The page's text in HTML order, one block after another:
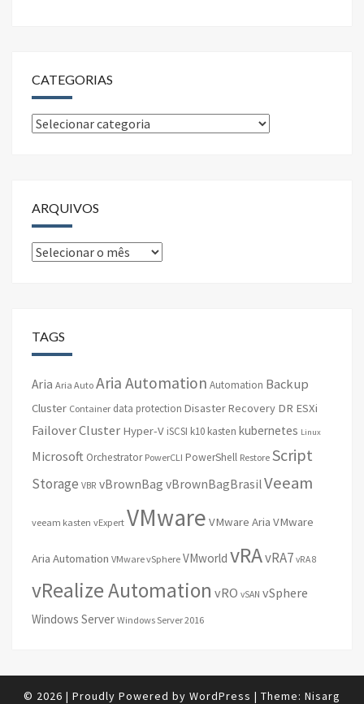
CATEGORIAS
Categorias
ARQUIVOS
Arquivos
TAGS
Aria Aria Auto Aria Automation Automation Backup
Cluster Container data protection Disaster Recovery DR ESXi
Failover Cluster Hyper-V iSCSI k10 kasten kubernetes Linux
Microsoft Orchestrator PowerCLI PowerShell Restore Script
Storage VBR vBrownBag vBrownBagBrasilVeeam
veeam kasten vExpert VMware VMware Aria VMware
Aria Automation VMware vSphere VMworld vRAvRA7 vRA 8
vRealize Automation vRO vSAN vSphere
Windows Server Windows Server 2016
© 2026 | Proudly Powered by WordPress | Theme: Nisarg